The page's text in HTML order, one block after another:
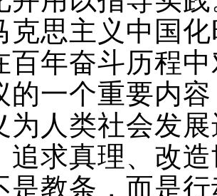
克思主义中国
百年奋斗历程
的一个重要内
为人类社会发
追求真理、改
是教条，而是